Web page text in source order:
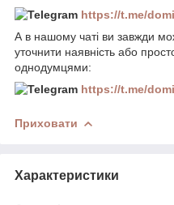
https://t.me/
А в нашому чаті ви завжди
уточнити наявність або
однодумцями:
https://t.me/
Приховати
Характеристики